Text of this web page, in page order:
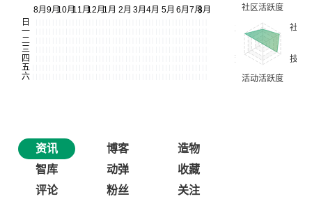
资讯 博客
造物
智库
动弹
收藏
评论
粉丝 关注